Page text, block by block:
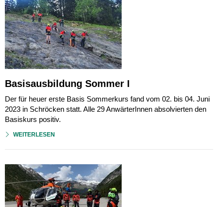
Basisausbildung Sommer I
Der für heuer erste Basis Sommerkurs fand vom 02. bis 04. Juni
2023 in Schröcken statt. Alle 29 AnwärterInnen absolvierten den
Basiskurs positiv.
WEITERLESEN